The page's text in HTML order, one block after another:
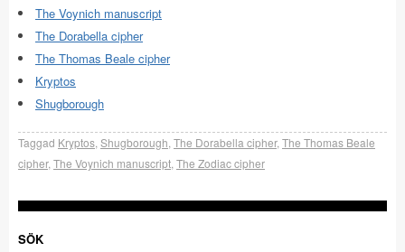
The Voynich manuscript
The Dorabella cipher
The Thomas Beale cipher
Kryptos
Shugborough
Taggad Kryptos Shugborough The Dorabella cipher, The Thomas Beale
cipher, The Voynich manuscript The Zodiac cipher
SÖK